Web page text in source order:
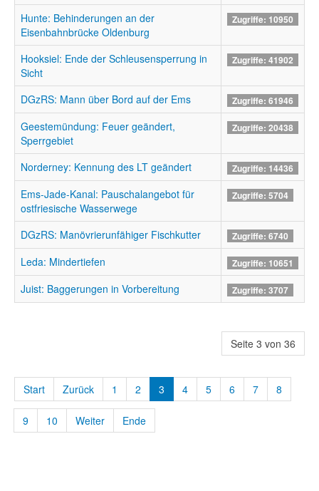
Hunte: Behinderungen an der
Eisenbahnbrücke Oldenburg
Zugriffe: 10950
Hooksiel: Ende der Schleusensperrung in
Sicht
Zugriffe: 41902
DGzRS: Mann über Bord auf der Ems Zugriffe: 61946
Geestemündung: Feuer geändert,
Sperrgebiet
Zugriffe: 20438
Norderney: Kennung des LT geändert Zugriffe: 14436
Ems-Jade-Kanal: Pauschalangebot für
ostfriesische Wasserwege
Zugriffe: 5704
DGzRS: Manövrierunfähiger Fischkutter Zugriffe: 6740
Leda: Mindertiefen Zugriffe: 10651
Juist: Baggerungen in Vorbereitung Zugriffe: 3707
Seite 3 von 36
Start Zurück 1 2 3 4 5 6 7 8
9 10 Weiter Ende